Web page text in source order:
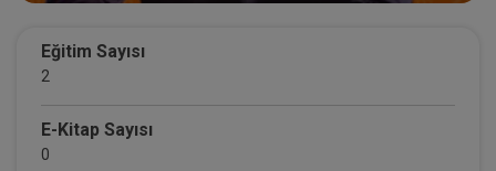
Eğitim Sayısı
2
E-Kitap Sayısı
0